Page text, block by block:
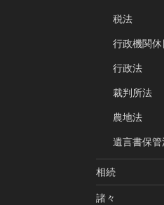
税法
行政機関休
行政法
裁判所法
農地法
遺言書保管
相続
諸々